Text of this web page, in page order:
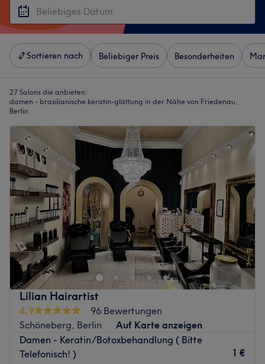
Sortieren nach Beliebiger Preis Besonderheiten
27 Salons die anbieten:
damen - brasilianische keratin-glättung in der Nähe von Friedenau,
Berlin
Lilian Hairartist
4,9
96 Bewertungen
Schöneberg, Berlin
Auf Karte anzeigen
Damen - Keratin/Botoxbehandlung ( Bitte
Telefonisch! )
1 €